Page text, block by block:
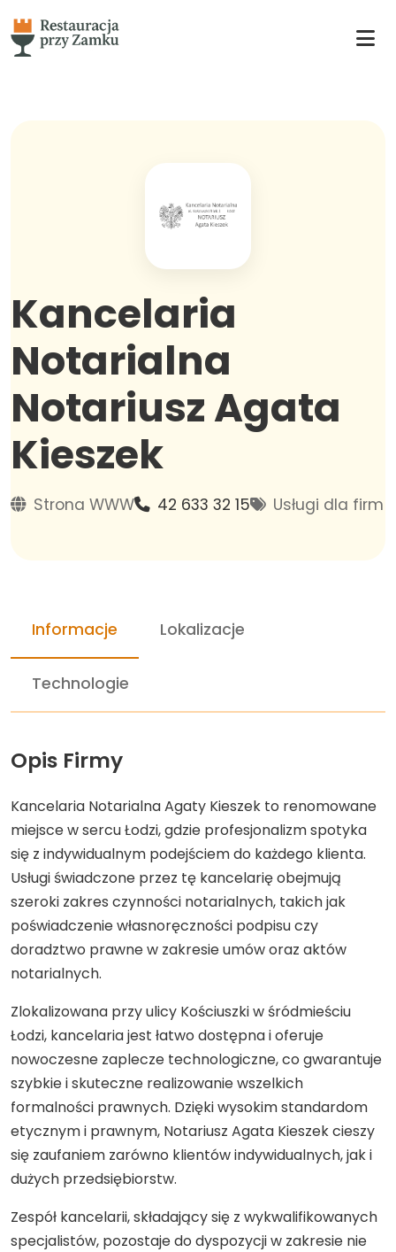
Kancelaria
Notarialna
Notariusz Agata
Kieszek
Strona WWW 42 633 32 15 Usługi dla firm
Informacje Lokalizacje
Technologie
Opis Firmy
Kancelaria Notarialna Agaty Kieszek to renomowane
miejsce w sercu Łodzi, gdzie profesjonalizm spotyka
się z indywidualnym podejściem do każdego klienta.
Usługi świadczone przez tę kancelarię obejmują
szeroki zakres czynności notarialnych, takich jak
poświadczenie własnoręczności podpisu czy
doradztwo prawne w zakresie umów oraz aktów
notarialnych.
Zlokalizowana przy ulicy Kościuszki w śródmieściu
Łodzi, kancelaria jest łatwo dostępna i oferuje
nowoczesne zaplecze technologiczne, co gwarantuje
szybkie i skuteczne realizowanie wszelkich
formalności prawnych. Dzięki wysokim standardom
etycznym i prawnym, Notariusz Agata Kieszek cieszy
się zaufaniem zarówno klientów indywidualnych, jak i
dużych przedsiębiorstw.
Zespół kancelarii, składający się z wykwalifikowanych
specjalistów, pozostaje do dyspozycji w zakresie nie